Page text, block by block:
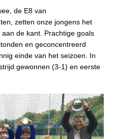
de E8 van
zetten onze jongens het
de kant. Prachtige goals
en geconcentreerd
einde van het seizoen. In
gewonnen (3-1) en eerste